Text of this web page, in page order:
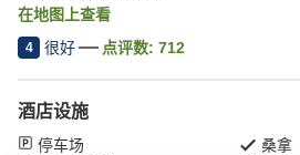
在地图上查看
4 很好 点评数: 712
酒店设施
停车场
桑拿